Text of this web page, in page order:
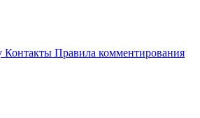
Контакты Правила комментирования